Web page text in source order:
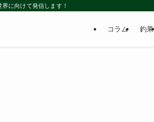
に向けて発信します！
コラム 釣果